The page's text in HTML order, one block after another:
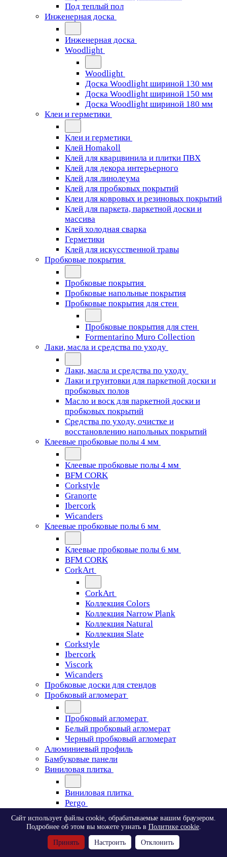
Под теплый пол
Инженерная доска
Инженерная доска
Woodlight
Woodlight
Доска Woodlight шириной 130 мм
Доска Woodlight шириной 150 мм
Доска Woodlight шириной 180 мм
Клеи и герметики
Клеи и герметики
Клей Homakoll
Клей для кварцвинила и плитки ПВХ
Клей для декора интерьерного
Клей для линолеума
Клей для пробковых покрытий
Клеи для ковровых и резиновых покрытий
Клей для паркета, паркетной доски и
массива
Клей холодная сварка
Герметики
Клей для искусственной травы
Пробковые покрытия
Пробковые покрытия
Пробковые напольные покрытия
Пробковые покрытия для стен
Пробковые покрытия для стен
Formentarino Muro Collection
Лаки, масла и средства по уходу
Лаки, масла и средства по уходу
Лаки и грунтовки для паркетной доски и
пробковых полов
Масло и воск для паркетной доски и
пробковых покрытий
Средства по уходу, очистке и
восстановлению напольных покрытий
Клеевые пробковые полы 4 мм
Клеевые пробковые полы 4 мм
BFM CORK
Corkstyle
Granorte
Ibercork
Wicanders
Клеевые пробковые полы 6 мм
Клеевые пробковые полы 6 мм
BFM CORK
CorkArt
CorkArt
Коллекция Colors
Коллекция Narrow Plank
Коллекция Natural
Коллекция Slate
Corkstyle
Ibercork
Viscork
Wicanders
Пробковые доски для стендов
Пробковый агломерат
Пробковый агломерат
Белый пробковый агломерат
Черный пробковый агломерат
Алюминиевый профиль
Бамбуковые панели
Виниловая плитка
Виниловая плитка
Pergo
Pergo
Classic Plank Optimum Glue
Modern Plank Optimum Glue
Сайт использует файлы cookie, обрабатываемые вашим браузером.
Подробнее об этом вы можете узнать в Политике cookie.
Принять Настроить Отклонить